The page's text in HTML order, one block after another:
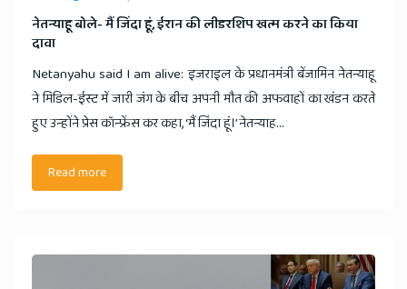
​नेतन्याहू बोले- मैं जिंदा हूं, ईरान की लीडरशिप खत्म करने का किया
दावा
Netanyahu said I am alive: इजराइल के प्रधानमंत्री बेंजामिन नेतन्याहू
ने मिडिल-ईस्ट में जारी जंग के बीच अपनी मौत की अफवाहों का खंडन करते
हुए उन्होंने प्रेस कॉन्फ्रेंस कर कहा, ‘मैं जिंदा हूं।’ नेतन्याह...
Read more